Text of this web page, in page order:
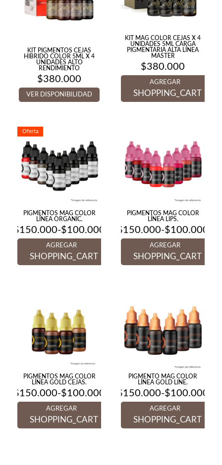
KIT PIGMENTOS CEJAS
HIBRIDO COLOR 5ML X 4
UNIDADES ALTO
RENDIMIENTO
$380.000
VER DISPONIBILIDAD
KIT MAG COLOR CEJAS X 4
UNIDADES 5ML CARGA
PIGMENTARIA ALTA LÍNEA
MASTER
$380.000
AGREGAR
SHOPPING_CART
Oferta
PIGMENTOS MAG COLOR
LÍNEA ORGANIC.
$100.000
-
$150.000
Rango
de
precios:
desde
$100.000
hasta
AGREGAR
SHOPPING_CART
PIGMENTOS MAG COLOR
LÍNEA LIPS.
$100.000
-
$150.000
Rango
de
precios:
desde
$100.000
hasta
AGREGAR
SHOPPING_CART
PIGMENTOS MAG COLOR
LÍNEA GOLD CEJAS.
$100.000
-
$150.000
Rango
de
precios:
desde
$100.000
hasta
AGREGAR
SHOPPING_CART
PIGMENTO MAG COLOR
LÍNEA GOLD LINE.
$100.000
-
$150.000
Rango
de
precios:
desde
$100.000
hasta
AGREGAR
SHOPPING_CART